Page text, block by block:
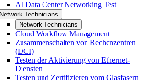
AI Data Center Networking Test
Network Technicians
Network Technicians
Cloud Workflow Management
Zusammenschalten von Rechenzentren
(DCI)
Testen der Aktivierung von Ethernet-
Diensten
Testen und Zertifizieren vom Glasfasern